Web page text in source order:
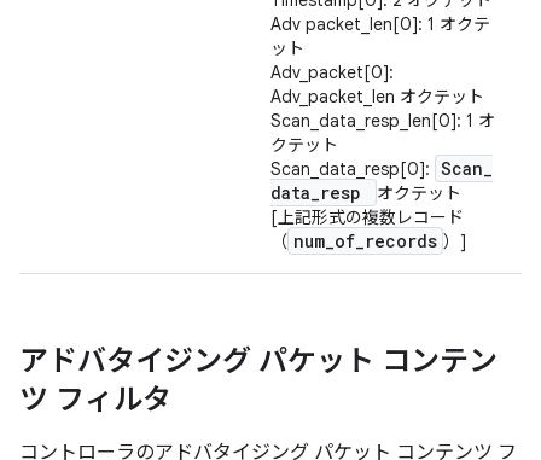
Adv packet_len[0]: 1 オクテ
ット
Adv_packet[0]:
Adv_packet_len オクテット
Scan_data_resp_len[0]: 1 オ
クテット
Scan_data_resp[0]: Scan_
data_resp
オクテット
[上記形式の複数レコード
（ num_of_records ）]
アドバタイジング パケット コンテン
ツ フィルタ
コントローラのアドバタイジング パケット コンテンツ フ